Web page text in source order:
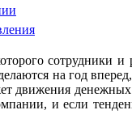
сотрудники
на год
денежных
и если